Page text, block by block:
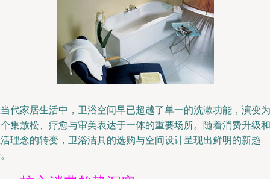
代家居生活中，卫浴空间早已超越了单一的洗漱功能，演变为
集放松、疗愈与审美表达于一体的重要场所。随着消费升级和
理念的转变，卫浴洁具的选购与空间设计呈现出鲜明的新趋